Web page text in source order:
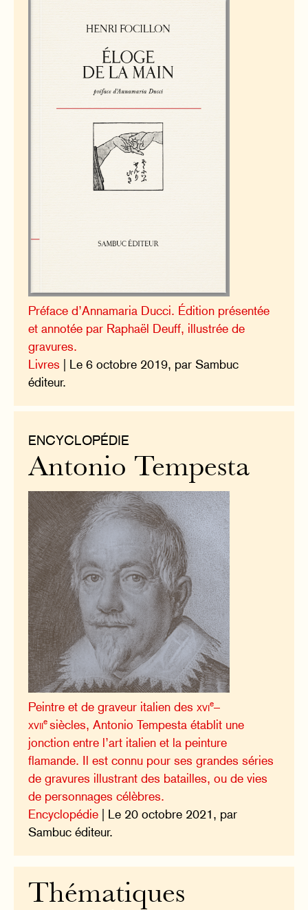
Préface d’Annamaria Ducci. Édition présentée
et annotée par Raphaël Deuff, illustrée de
gravures.
Livres | Le 6 octobre 2019, par Sambuc
éditeur.
ENCYCLOPÉDIE
Antonio Tempesta
Peintre et de graveur italien desxvie–
xviie siècles, Antonio Tempesta établit une
jonction entre l’art italien et la peinture
flamande. Il est connu pour ses grandes séries
de gravures illustrant des batailles, ou de vies
de personnages célèbres.
Encyclopédie | Le 20 octobre 2021, par
Sambuc éditeur.
Thématiques